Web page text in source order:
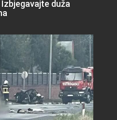
duža